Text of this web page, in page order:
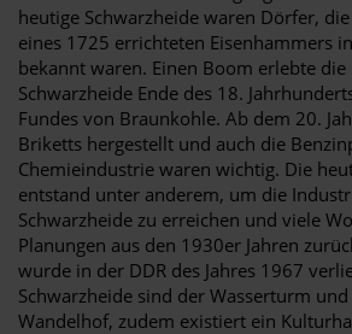
heutige Schwarzheide waren Dörfer,
eines 1725 errichteten Eisenhammers
bekannt waren. Einen Boom erlebte die
Schwarzheide Ende des 18.
Fundes von Braunkohle. Ab dem 20.
Briketts hergestellt und auch die
Chemieindustrie waren wichtig. Die
entstand unter anderem, um die
Schwarzheide zu erreichen und viele
Planungen aus den 1930er Jahren
wurde in der DDR des Jahres 1967
Schwarzheide sind der Wasserturm
Wandelhof, zudem existiert ein